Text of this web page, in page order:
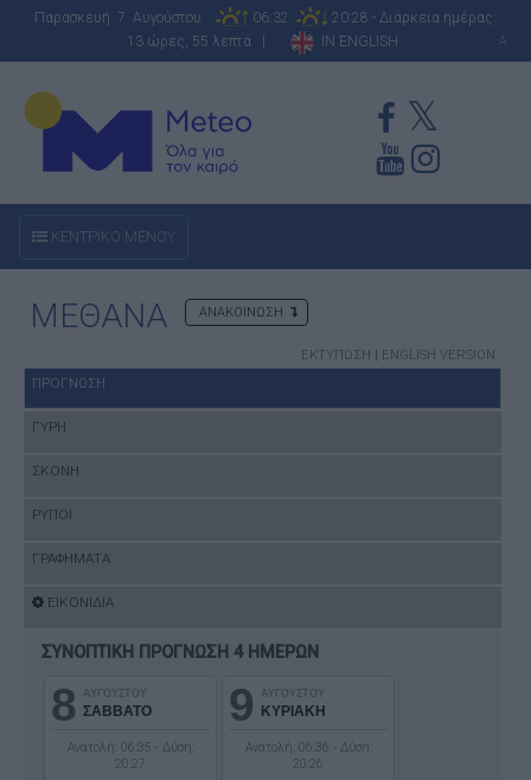
Παρασκευή 7 Αυγούστου 06:32
20:28 - Διάρκεια ημέρας:
13 ώρες, 55 λεπτά |
IN ENGLISH A
ΚΕΝΤΡΙΚΟ ΜΕΝΟΥ
ΜΕΘΑΝΑ ΑΝΑΚΟΙΝΩΣΗ
ΕΚΤΥΠΩΣΗ | ENGLISH VERSION
ΠΡΟΓΝΩΣΗ
ΓΥΡΗ
ΣΚΟΝΗ
ΡΥΠΟΙ
ΓΡΑΦΗΜΑΤΑ
ΕΙΚΟΝΙΔΙΑ
ΣΥΝΟΠΤΙΚΗ ΠΡΟΓΝΩΣΗ 4 ΗΜΕΡΩΝ
8 ΑΥΓΟΥΣΤΟΥ
ΣΑΒΒΑΤΟ
Ανατολή: 06:35 - Δύση:
20:27
9 ΑΥΓΟΥΣΤΟΥ
ΚΥΡΙΑΚΗ
Ανατολή: 06:36 - Δύση:
20:26